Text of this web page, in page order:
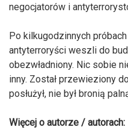
negocjatorów i
Po kilkugodzinnych
antyterroryści weszli do
obezwładniony. Nic sobie
inny. Został przewieziony
posłużył, nie był bronią
Więcej o autorze / autorach: